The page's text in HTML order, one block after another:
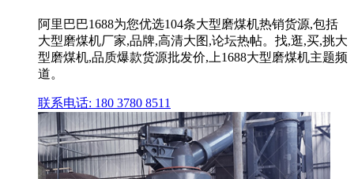
阿里巴巴1688为您优选104条大型磨煤机热销货源,包括
大型磨煤机厂家,品牌,高清大图,论坛热帖。找,逛,买,挑大
型磨煤机,品质爆款货源批发价,上1688大型磨煤机主题频
道。
联系电话: 180 3780 8511